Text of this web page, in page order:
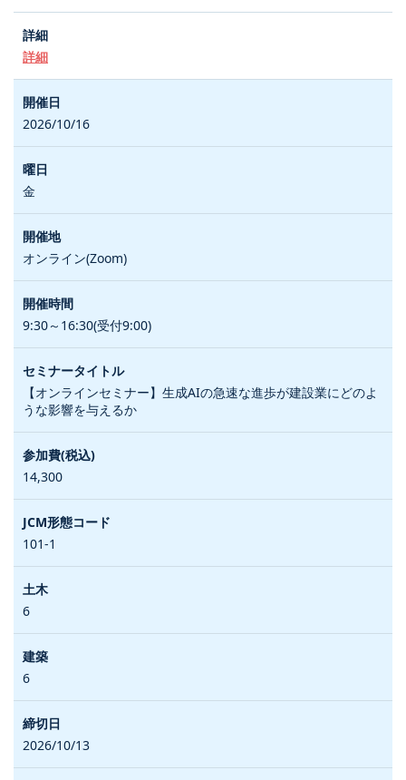
詳細
2026/10/16
金
オンライン(Zoom)
9:30～16:30(受付9:00)
【オンラインセミナー】生成AIの急速な進歩が建設業にどのよ
うな影響を与えるか
14,300
101-1
6
6
2026/10/13